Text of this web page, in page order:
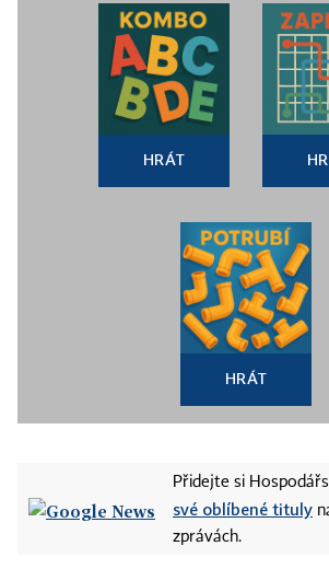
HRÁT
HRÁT
Přidejte si
své oblíbené tituly
zprávách.